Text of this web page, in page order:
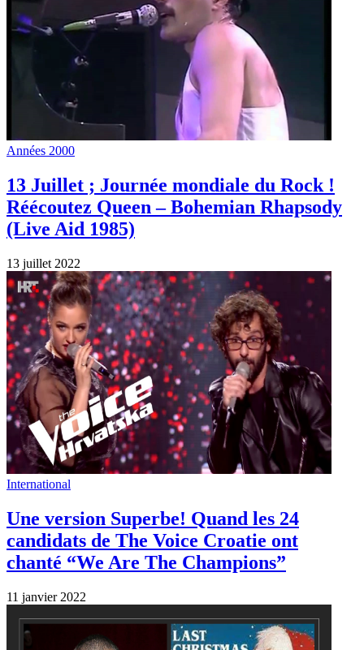
Années 2000
13 Juillet ; Journée mondiale du Rock !
Réécoutez Queen – Bohemian Rhapsody
(Live Aid 1985)
13 juillet 2022
International
Une version Superbe! Quand les 24
candidats de The Voice Croatie ont
chanté “We Are The Champions”
11 janvier 2022